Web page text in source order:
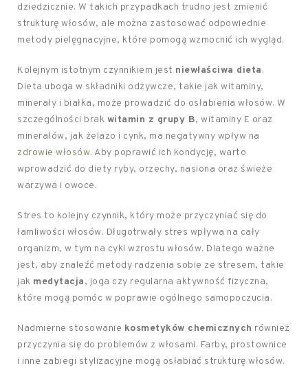
dziedzicznie. W takich przypadkach trudno jest zmienić
strukturę włosów, ale można zastosować odpowiednie
metody pielęgnacyjne, które pomogą wzmocnić ich wygląd.
Kolejnym istotnym czynnikiem jest niewłaściwa dieta.
Dieta uboga w składniki odżywcze, takie jak witaminy,
minerały i białka, może prowadzić do osłabienia włosów. W
szczególności brak witamin z grupy B, witaminy E oraz
minerałów, jak żelazo i cynk, ma negatywny wpływ na
zdrowie włosów. Aby poprawić ich kondycję, warto
wprowadzić do diety ryby, orzechy, nasiona oraz świeże
warzywa i owoce.
Stres to kolejny czynnik, który może przyczyniać się do
łamliwości włosów. Długotrwały stres wpływa na cały
organizm, w tym na cykl wzrostu włosów. Dlatego ważne
jest, aby znaleźć metody radzenia sobie ze stresem, takie
jak medytacja, joga czy regularna aktywność fizyczna,
które mogą pomóc w poprawie ogólnego samopoczucia.
Nadmierne stosowanie kosmetyków chemicznych również
przyczynia się do problemów z włosami. Farby, prostownice
i inne zabiegi stylizacyjne mogą osłabiać strukturę włosów.